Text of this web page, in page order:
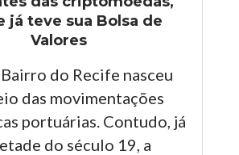
já teve sua Bolsa de
Valores
do Recife nasceu
das movimentações
portuárias. Contudo, já
do século 19, a